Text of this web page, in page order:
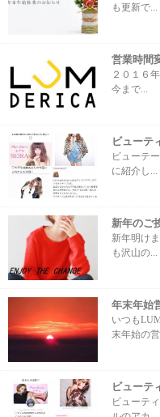
も更新で...
営業時間
２０１６
今まで...
ビューテ
ビューテ
に紹介し...
新年のご
新年明け
も沢山の...
年末年始
いつも
末年始の営
ビューテ
ビューテ